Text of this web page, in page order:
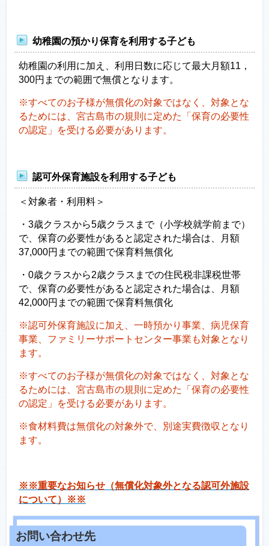
幼稚園の預かり保育を利用する子ども
幼稚園の利用に加え、利用日数に応じて最大月額11，
300円までの範囲で無償となります。
※すべてのお子様が無償化の対象ではなく、対象とな
るためには、宮古島市の規則に定めた「保育の必要性
の認定」を受ける必要があります。
認可外保育施設を利用する子ども
＜対象者・利用料＞
・3歳クラスから5歳クラスまで（小学校就学前まで）
で、保育の必要性があると認定された場合は、月額
37,000円までの範囲で保育料無償化
・0歳クラスから2歳クラスまでの住民税非課税世帯
で、保育の必要性があると認定された場合は、月額
42,000円までの範囲で保育料無償化
※認可外保育施設に加え、一時預かり事業、病児保育
事業、ファミリーサポートセンター事業も対象となり
ます。
※すべてのお子様が無償化の対象ではなく、対象とな
るためには、宮古島市の規則に定めた「保育の必要性
の認定」を受ける必要があります。
※食材料費は無償化の対象外で、別途実費徴収となり
ます。
※※重要なお知らせ（無償化対象外となる認可外施設
について）※※